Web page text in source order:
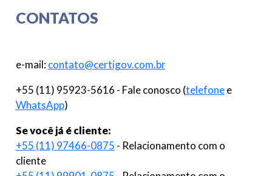
CONTATOS
e-mail:contato@certigov.com.br
+55 (11) 95923-5616 - Fale conosco (telefonee
WhatsApp)
Se você já é cliente:
+55 (11) 97466-0875 - Relacionamento com o
cliente